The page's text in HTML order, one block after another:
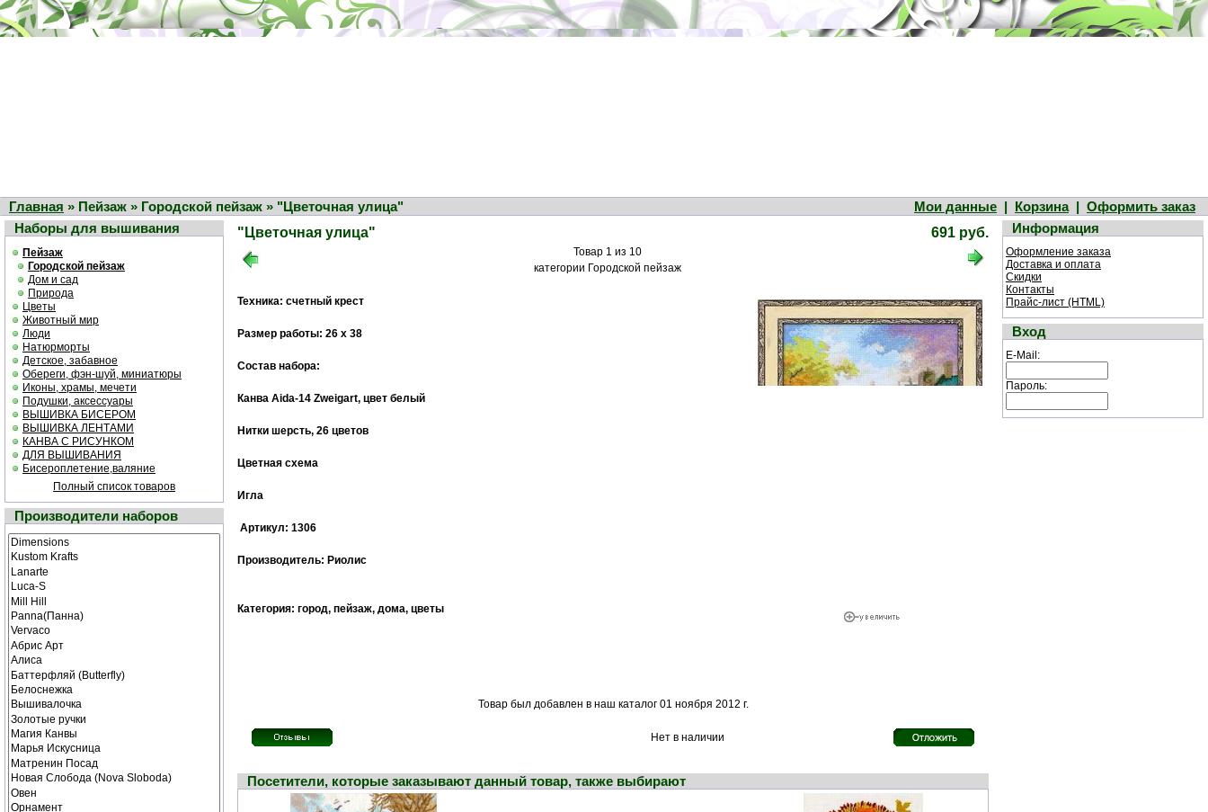
Главная » Пейзаж » Городской пейзаж » "Цветочная улица" Мои данные | Корзина| Оформить заказ
Наборы для вышивания
Пейзаж
Городской пейзаж
Дом и сад
Природа
Цветы
Животный мир
Люди
Натюрморты
Детское, забавное
Обереги, фэн-шуй, миниатюры
Иконы, храмы, мечети
Подушки, аксессуары
ВЫШИВКА БИСЕРОМ
ВЫШИВКА ЛЕНТАМИ
КАНВА С РИСУНКОМ
ДЛЯ ВЫШИВАНИЯ
Бисероплетение,валяние
Полный список товаров
Производители наборов
"Цветочная улица" 691 руб.
Товар 1 из 10
категории Городской пейзаж
Техника: счетный крест
Размер работы: 26 х 38
Состав набора:
Канва Aida-14 Zweigart, цвет белый
Нитки шерсть, 26 цветов
Цветная cхема
Игла
Артикул: 1306
Производитель: Риолис
Категория: город, пейзаж, дома, цветы
Товар был добавлен в наш каталог 01 ноября 2012 г.
Нет в наличии
Посетители, которые заказывают данный товар, также выбирают
Информация
Оформление заказа
Доставка и оплата
Скидки
Контакты
Прайс-лист (HTML)
Вход
E-Mail:
Пароль: